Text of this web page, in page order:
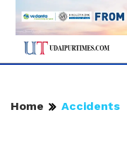
Home Accidents